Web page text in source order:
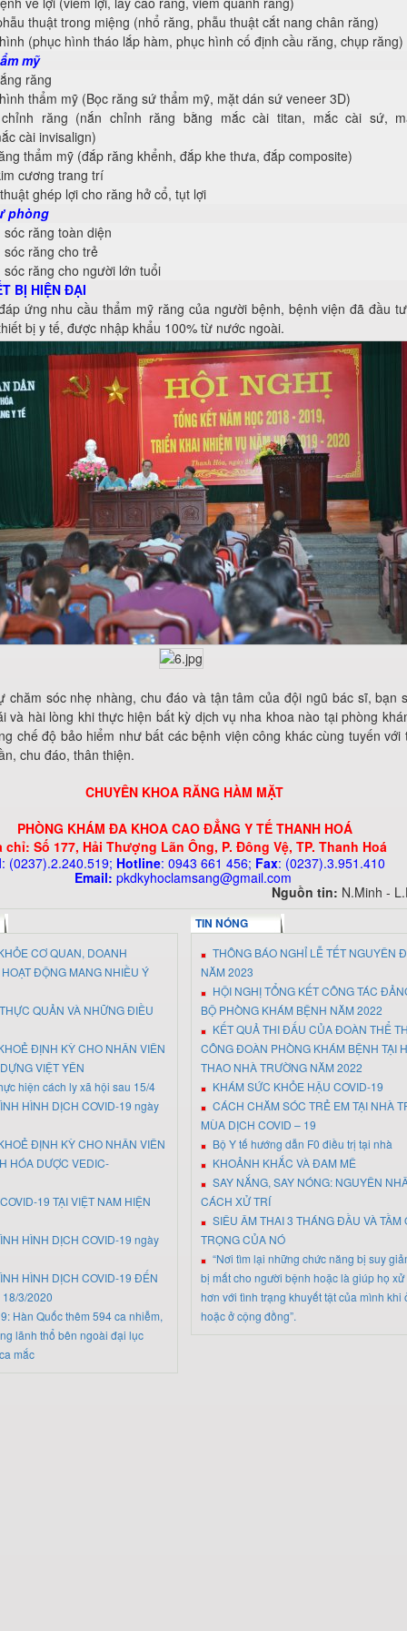
thuật trong miệng (nhổ răng, phẫu thuật cắt nang chân răng)
(phục hình tháo lắp hàm, phục hình cố định cầu răng, chụp răng)
mỹ
răng
thẩm mỹ (Bọc răng sứ thẩm mỹ, mặt dán sứ veneer 3D)
răng (nắn chỉnh răng bằng mắc cài titan, mắc cài sứ,
cài invisalign)
thẩm mỹ (đắp răng khểnh, đắp khe thưa, đắp composite)
cương trang trí
ghép lợi cho răng hở cổ, tụt lợi
phòng
sóc răng toàn diện
sóc răng cho trẻ
sóc răng cho người lớn tuổi
BỊ HIỆN ĐẠI
ứng nhu cầu thẩm mỹ răng của người bệnh, bệnh viện đã đầu
bị y tế, được nhập khẩu 100% từ nước ngoài.
chăm sóc nhẹ nhàng, chu đáo và tận tâm của đội ngũ bác sĩ, bạn
và hài lòng khi thực hiện bất kỳ dịch vụ nha khoa nào tại phòng
chế độ bảo hiểm như bất các bệnh viện công khác cùng tuyến với
chu đáo, thân thiện.
CHUYÊN KHOA RĂNG HÀM MẶT
PHÒNG KHÁM ĐA KHOA CAO ĐẲNG Y TẾ THANH HOÁ
chỉ: Số 177, Hải Thượng Lãn Ông, P. Đông Vệ, TP. Thanh Hoá
: (0237).2.240.519; Hotline: 0943 661 456; Fax: (0237).3.951.410
Email: pkdkyhoclamsang@gmail.com
Nguồn tin: N.Minh -
CƠ QUAN, DOANH
ĐỘNG MANG NHIỀU Ý
QUẢN VÀ NHỮNG ĐIỀU
ĐỊNH KỲ CHO NHÂN VIÊN
VIỆT YÊN
hiện cách ly xã hội sau 15/4
HÌNH DỊCH COVID-19 ngày
ĐỊNH KỲ CHO NHÂN VIÊN
HÓA DƯỢC VEDIC-
19 TẠI VIỆT NAM HIỆN
HÌNH DỊCH COVID-19 ngày
HÌNH DỊCH COVID-19 ĐẾN
3/2020
Hàn Quốc thêm 594 ca nhiễm,
lãnh thổ bên ngoài đại lục
mắc
TIN NÓNG
THÔNG BÁO NGHỈ LỄ TẾT NGUYÊN
NĂM 2023
HỘI NGHỊ TỔNG KẾT CÔNG TÁC
BỘ PHÒNG KHÁM BỆNH NĂM 2022
KẾT QUẢ THI ĐẤU CỦA ĐOÀN THỂ
CÔNG ĐOÀN PHÒNG KHÁM BỆNH TẠI
THAO NHÀ TRƯỜNG NĂM 2022
KHÁM SỨC KHỎE HẬU COVID-19
CÁCH CHĂM SÓC TRẺ EM TẠI NHÀ
MÙA DỊCH COVID – 19
Bộ Y tế hướng dẫn F0 điều trị tại nhà
KHOẢNH KHẮC VÀ ĐAM MÊ
SAY NẮNG, SAY NÓNG: NGUYÊN
CÁCH XỬ TRÍ
SIÊU ÂM THAI 3 THÁNG ĐẦU VÀ TẦM
TRỌNG CỦA NÓ
“Nơi tìm lại những chức năng bị suy
bị mất cho người bệnh hoặc là giúp họ xử
hơn với tình trạng khuyết tật của mình khi
hoặc ở cộng đồng”.